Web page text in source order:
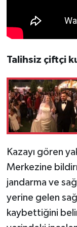
Talihsiz çiftçi
Kazayı gören
Merkezine
jandarma ve
yerine gelen
kaybettiğini